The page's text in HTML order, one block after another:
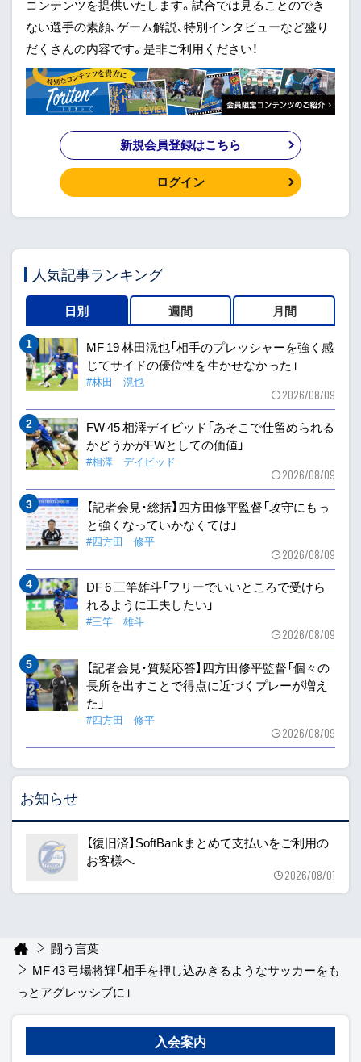
コンテンツを提供いたします。試合では見ることのでき
ない選手の素顔、ゲーム解説、特別インタビューなど盛り
だくさんの内容です。是非ご利用ください！
新規会員登録はこちら
ログイン
人気記事ランキング
日別 週間 月間
MF 19 林田滉也「相手のプレッシャーを強く感
じてサイドの優位性を生かせなかった」
#林田 滉也
2026/08/09
FW 45 相澤デイビッド「あそこで仕留められる
かどうかがFWとしての価値」
#相澤 デイビッド
2026/08/09
【記者会見・総括】四方田修平監督「攻守にもっ
と強くなっていかなくては」
#四方田 修平
2026/08/09
DF 6 三竿雄斗「フリーでいいところで受けら
れるように工夫したい」
#三竿 雄斗
2026/08/09
【記者会見・質疑応答】四方田修平監督「個々の
長所を出すことで得点に近づくプレーが増え
た」
#四方田 修平
2026/08/09
お知らせ
【復旧済】SoftBankまとめて支払いをご利用の
お客様へ
2026/08/01
闘う言葉
MF 43 弓場将輝「相手を押し込みきるようなサッカーをも
っとアグレッシブに」
入会案内